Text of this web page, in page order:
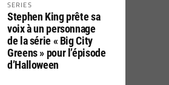
SERIES
Stephen King prête sa
voix à un personnage
de la série « Big City
Greens » pour l’épisode
d’Halloween